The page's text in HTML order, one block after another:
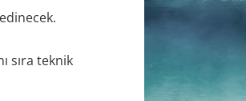
sıra teknik